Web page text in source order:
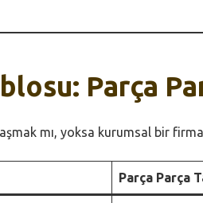
Parça
mı, yoksa kurumsal bir
Parça Parça